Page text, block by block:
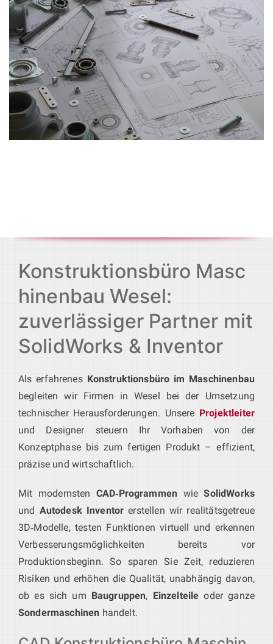
Konstruktionsbüro Masc
hinenbau Wesel:
zuverlässiger Partner mit
SolidWorks & Inventor
Als erfahrenes Konstruktionsbüro im Maschinenbau
begleiten wir Firmen in Wesel bei der Umsetzung
technischer Herausforderungen. Unsere Projektleiter
und Designer steuern Ihr Vorhaben von der
Konzeptphase bis zum fertigen Produkt – effizient,
präzise und wirtschaftlich.
Mit modernsten CAD‑Programmen wieSolidWorks
und Autodesk Inventor erstellen wir realitätsgetreue
3D‑Modelle, testen Funktionen virtuell und erkennen
Verbesserungsmöglichkeiten bereits vor
Produktionsbeginn. So sparen Sie Zeit, reduzieren
Risiken und erhöhen die Qualität, unabhängig davon,
ob es sich um Baugruppen, Einzelteile oder ganze
Sondermaschinen handelt.